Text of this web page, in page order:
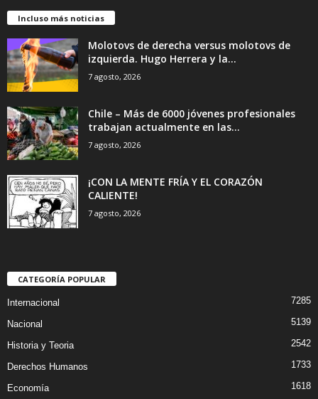
Incluso más noticias
Molotovs de derecha versus molotovs de
izquierda. Hugo Herrera y la...
7 agosto, 2026
Chile – Más de 6000 jóvenes profesionales
trabajan actualmente en las...
7 agosto, 2026
¡CON LA MENTE FRÍA Y EL CORAZÓN
CALIENTE!
7 agosto, 2026
CATEGORÍA POPULAR
Internacional 7285
Nacional 5139
Historia y Teoria 2542
Derechos Humanos 1733
Economía 1618